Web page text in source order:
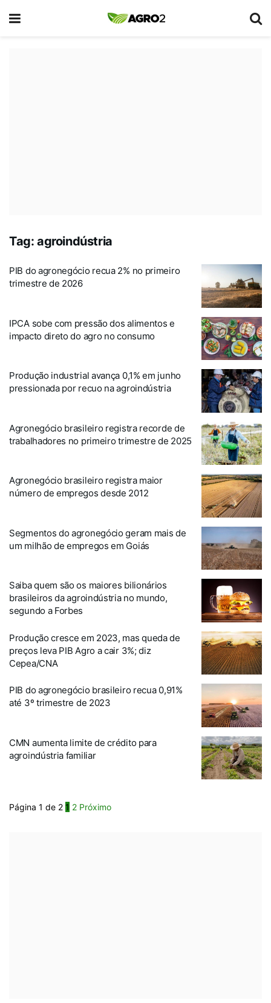
Tag: agroindústria
PIB do agronegócio recua 2% no primeiro
trimestre de 2026
IPCA sobe com pressão dos alimentos e
impacto direto do agro no consumo
Produção industrial avança 0,1% em junho
pressionada por recuo na agroindústria
Agronegócio brasileiro registra recorde de
trabalhadores no primeiro trimestre de 2025
Agronegócio brasileiro registra maior
número de empregos desde 2012
Segmentos do agronegócio geram mais de
um milhão de empregos em Goiás
Saiba quem são os maiores bilionários
brasileiros da agroindústria no mundo,
segundo a Forbes
Produção cresce em 2023, mas queda de
preços leva PIB Agro a cair 3%; diz
Cepea/CNA
PIB do agronegócio brasileiro recua 0,91%
até 3º trimestre de 2023
CMN aumenta limite de crédito para
agroindústria familiar
Página 1 de 2 1 2 Próximo